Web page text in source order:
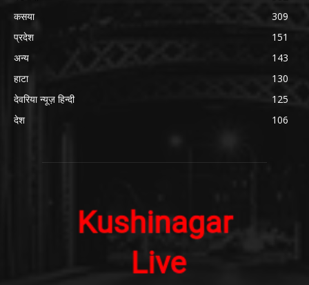
कसया
309
प्रदेश
151
अन्य
143
हाटा
130
देवरिया न्यूज़ हिन्दी
125
देश
106